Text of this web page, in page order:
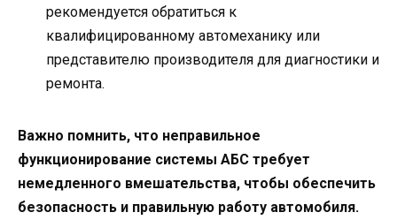
рекомендуется обратиться к
квалифицированному автомеханику или
представителю производителя для диагностики и
ремонта.
Важно помнить, что неправильное
функционирование системы АБС требует
немедленного вмешательства, чтобы обеспечить
безопасность и правильную работу автомобиля.